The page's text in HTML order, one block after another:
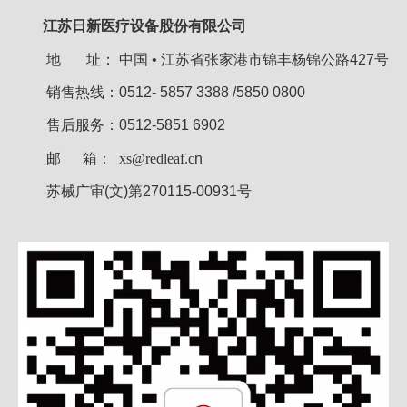
江苏日新医疗设备股份有限公司
地 址： 中国 • 江苏省张家港市锦丰杨锦公路427号
销售热线：0512- 5857 3388 /5850 0800
售后服务：0512-5851 6902
邮 箱： xs@redleaf.cn
苏械广审(文)第270115-00931号